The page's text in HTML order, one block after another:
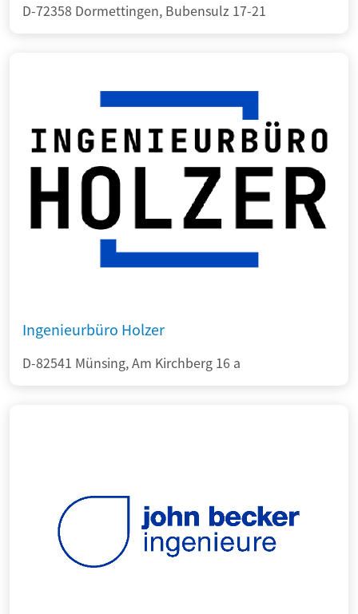
D-72358 Dormettingen, Bubensulz 17-21
Ingenieurbüro Holzer
D-82541 Münsing, Am Kirchberg 16 a